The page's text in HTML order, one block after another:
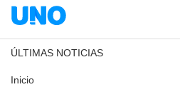
ÚLTIMAS NOTICIAS
Inicio